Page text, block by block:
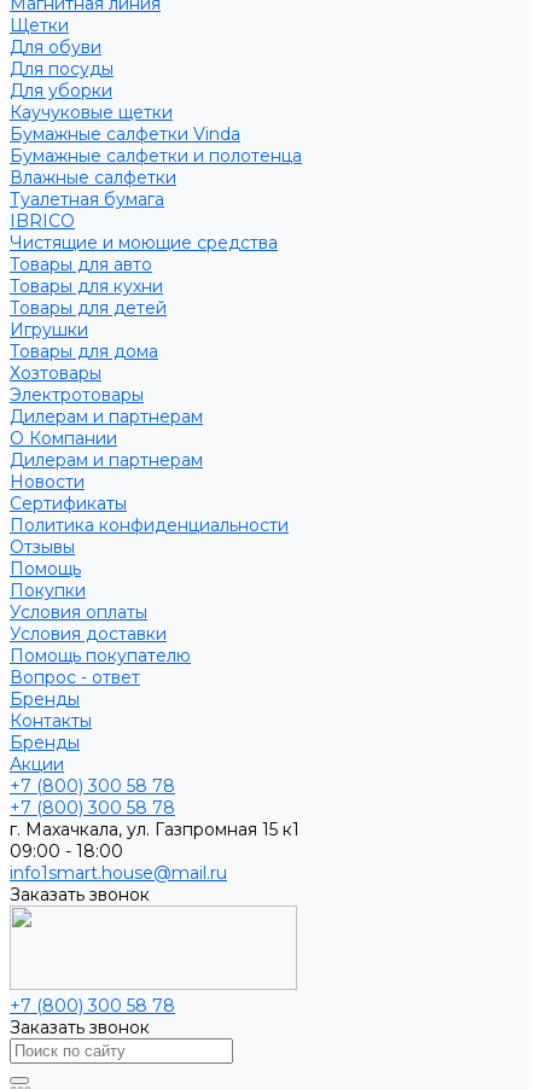
Щетки
Для обуви
Для посуды
Для уборки
Каучуковые щетки
Бумажные салфетки Vinda
Бумажные салфетки и полотенца
Влажные салфетки
Туалетная бумага
IBRICO
Чистящие и моющие средства
Товары для авто
Товары для кухни
Товары для детей
Игрушки
Товары для дома
Хозтовары
Электротовары
Дилерам и партнерам
О Компании
Дилерам и партнерам
Новости
Сертификаты
Политика конфиденциальности
Отзывы
Помощь
Покупки
Условия оплаты
Условия доставки
Помощь покупателю
Вопрос - ответ
Бренды
Контакты
Бренды
Акции
+7 (800) 300 58 78
+7 (800) 300 58 78
г. Махачкала, ул. Газпромная 15 к1
09:00 - 18:00
info1smart.house@mail.ru
Заказать звонок
+7 (800) 300 58 78
Заказать звонок